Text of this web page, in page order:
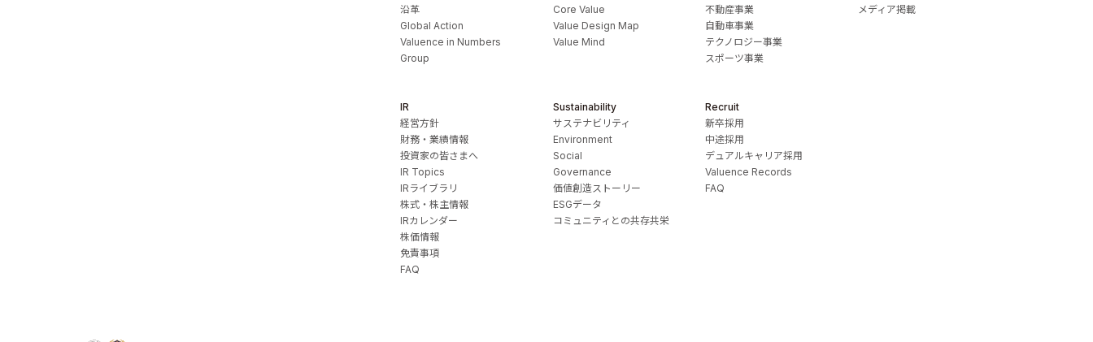
沿革
Global Action
Valuence in Numbers
Group
Core Value
Value Design Map
Value Mind
不動産事業
自動車事業
テクノロジー事業
スポーツ事業
メディア掲載
IR
経営方針
財務・業績情報
投資家の皆さまへ
IR Topics
IRライブラリ
株式・株主情報
IRカレンダー
株価情報
免責事項
FAQ
Sustainability
サステナビリティ
Environment
Social
Governance
価値創造ストーリー
ESGデータ
コミュニティとの共存共栄
Recruit
新卒採用
中途採用
デュアルキャリア採用
Valuence Records
FAQ